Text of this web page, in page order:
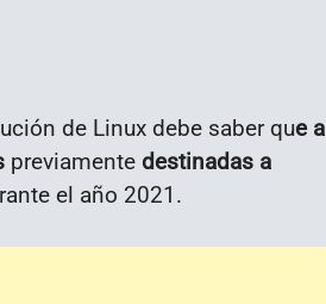
de Linux debe saber que a
previamente destinadas a
el año 2021.